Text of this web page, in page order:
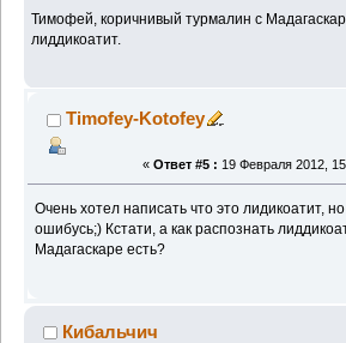
Тимофей, коричнивый турмалин с
лиддикоатит.
Timofey-Kotofey
« Ответ #5 : 19 Февраля 2012,
Очень хотел написать что это лидикоатит,
ошибусь;) Кстати, а как распознать
Мадагаскаре есть?
Кибальчич